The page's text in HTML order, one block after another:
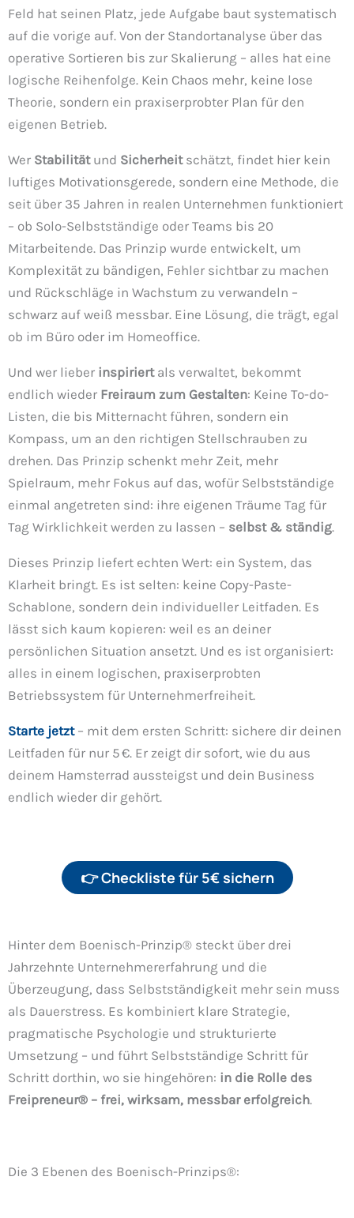
Feld hat seinen Platz, jede Aufgabe baut systematisch
auf die vorige auf. Von der Standortanalyse über das
operative Sortieren bis zur Skalierung – alles hat eine
logische Reihenfolge. Kein Chaos mehr, keine lose
Theorie, sondern ein praxiserprobter Plan für den
eigenen Betrieb.
Wer Stabilitätund Sicherheitschätzt, findet hier kein
luftiges Motivationsgerede, sondern eine Methode, die
seit über 35 Jahren in realen Unternehmen funktioniert
– ob Solo-Selbstständige oder Teams bis 20
Mitarbeitende. Das Prinzip wurde entwickelt, um
Komplexität zu bändigen, Fehler sichtbar zu machen
und Rückschläge in Wachstum zu verwandeln –
schwarz auf weiß messbar. Eine Lösung, die trägt, egal
ob im Büro oder im Homeoffice.
Und wer lieber inspiriertals verwaltet, bekommt
endlich wieder Freiraum zum Gestalten: Keine To-do-
Listen, die bis Mitternacht führen, sondern ein
Kompass, um an den richtigen Stellschrauben zu
drehen. Das Prinzip schenkt mehr Zeit, mehr
Spielraum, mehr Fokus auf das, wofür Selbstständige
einmal angetreten sind: ihre eigenen Träume Tag für
Tag Wirklichkeit werden zu lassen – selbst & ständig.
Dieses Prinzip liefert echten Wert: ein System, das
Klarheit bringt. Es ist selten: keine Copy-Paste-
Schablone, sondern dein individueller Leitfaden. Es
lässt sich kaum kopieren: weil es an deiner
persönlichen Situation ansetzt. Und es ist organisiert:
alles in einem logischen, praxiserprobten
Betriebssystem für Unternehmerfreiheit.
Starte jetzt– mit dem ersten Schritt: sichere dir deinen
Leitfaden für nur 5 €. Er zeigt dir sofort, wie du aus
deinem Hamsterrad aussteigst und dein Business
endlich wieder dir gehört.
👉 Checkliste für 5€ sichern
Hinter dem Boenisch-Prinzip® steckt über drei
Jahrzehnte Unternehmererfahrung und die
Überzeugung, dass Selbstständigkeit mehr sein muss
als Dauerstress. Es kombiniert klare Strategie,
pragmatische Psychologie und strukturierte
Umsetzung – und führt Selbstständige Schritt für
Schritt dorthin, wo sie hingehören: in die Rolle des
Freipreneur® – frei, wirksam, messbar erfolgreich.
Die 3 Ebenen des Boenisch-Prinzips®: